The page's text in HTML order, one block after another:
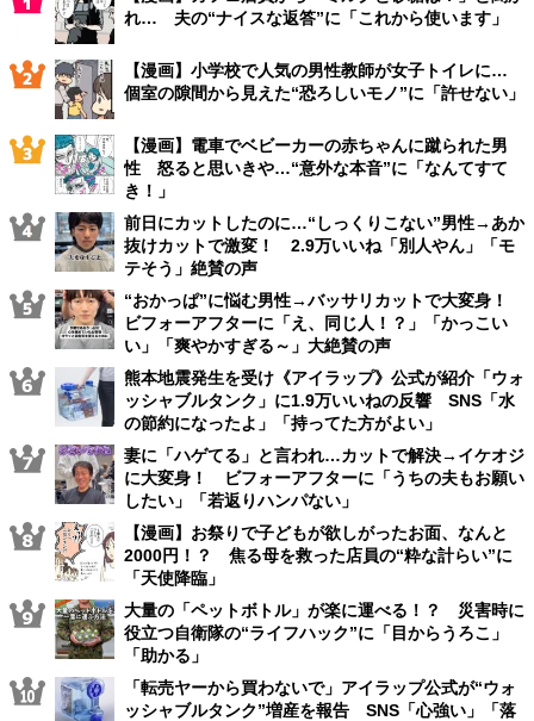
れ… 夫の“ナイスな返答”に「これから使います」
【漫画】小学校で人気の男性教師が女子トイレに…
個室の隙間から見えた“恐ろしいモノ”に「許せない」
【漫画】電車でベビーカーの赤ちゃんに蹴られた男
性 怒ると思いきや…“意外な本音”に「なんてすて
き！」
前日にカットしたのに…“しっくりこない”男性→あか
抜けカットで激変！ 2.9万いいね「別人やん」「モ
テそう」絶賛の声
“おかっぱ”に悩む男性→バッサリカットで大変身！
ビフォーアフターに「え、同じ人！？」「かっこい
い」「爽やかすぎる～」大絶賛の声
熊本地震発生を受け《アイラップ》公式が紹介「ウォ
ッシャブルタンク」に1.9万いいねの反響 SNS「水
の節約になったよ」「持ってた方がよい」
妻に「ハゲてる」と言われ…カットで解決→イケオジ
に大変身！ ビフォーアフターに「うちの夫もお願い
したい」「若返りハンパない」
【漫画】お祭りで子どもが欲しがったお面、なんと
2000円！？ 焦る母を救った店員の“粋な計らい”に
「天使降臨」
大量の「ペットボトル」が楽に運べる！？ 災害時に
役立つ自衛隊の“ライフハック”に「目からうろこ」
「助かる」
「転売ヤーから買わないで」アイラップ公式が“ウォ
ッシャブルタンク”増産を報告 SNS「心強い」「落